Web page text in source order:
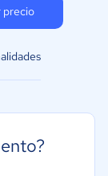
precio